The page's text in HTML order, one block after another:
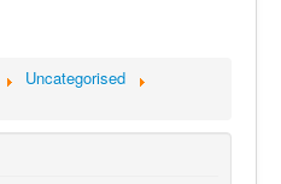
Uncategorised